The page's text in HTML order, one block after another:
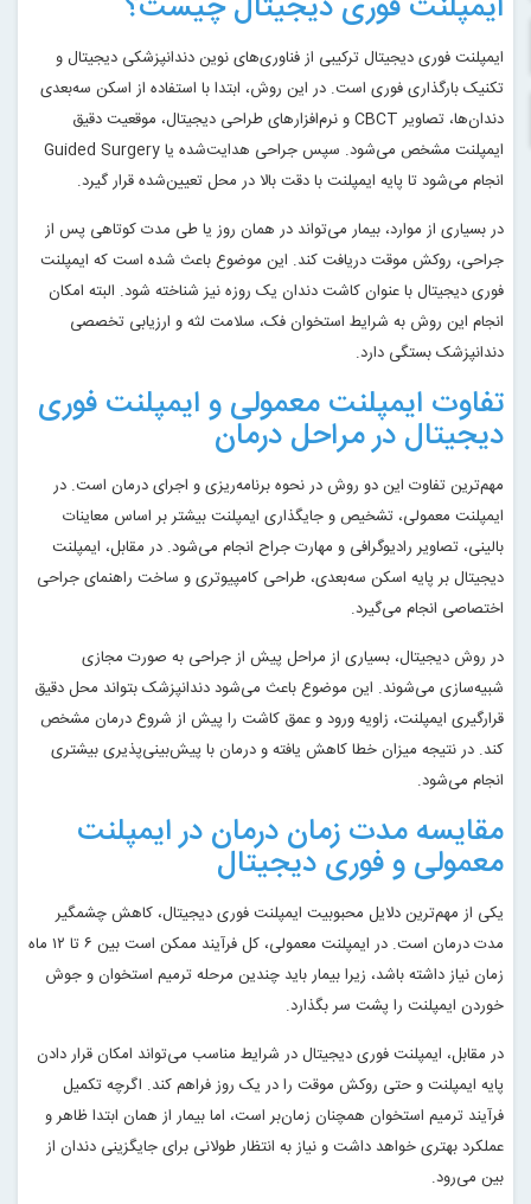
ایمپلنت فوری دیجیتال ترکیبی از فناوری‌های نوین دندانپزشکی دیجیتال و
تکنیک بارگذاری فوری است. در این روش، ابتدا با استفاده از اسکن سه‌بعدی
دندان‌ها، تصاویر CBCT و نرم‌افزارهای طراحی دیجیتال، موقعیت دقیق
ایمپلنت مشخص می‌شود. سپس جراحی هدایت‌شده یا Guided Surgery
انجام می‌شود تا پایه ایمپلنت با دقت بالا در محل تعیین‌شده قرار گیرد.
در بسیاری از موارد، بیمار می‌تواند در همان روز یا طی مدت کوتاهی پس از
جراحی، روکش موقت دریافت کند. این موضوع باعث شده است که ایمپلنت
فوری دیجیتال با عنوان کاشت دندان یک روزه نیز شناخته شود. البته امکان
انجام این روش به شرایط استخوان فک، سلامت لثه و ارزیابی تخصصی
دندانپزشک بستگی دارد.
تفاوت ایمپلنت معمولی و ایمپلنت فوری
دیجیتال در مراحل درمان
مهم‌ترین تفاوت این دو روش در نحوه برنامه‌ریزی و اجرای درمان است. در
ایمپلنت معمولی، تشخیص و جایگذاری ایمپلنت بیشتر بر اساس معاینات
بالینی، تصاویر رادیوگرافی و مهارت جراح انجام می‌شود. در مقابل، ایمپلنت
دیجیتال بر پایه اسکن سه‌بعدی، طراحی کامپیوتری و ساخت راهنمای جراحی
اختصاصی انجام می‌گیرد.
در روش دیجیتال، بسیاری از مراحل پیش از جراحی به صورت مجازی
شبیه‌سازی می‌شوند. این موضوع باعث می‌شود دندانپزشک بتواند محل دقیق
قرارگیری ایمپلنت، زاویه ورود و عمق کاشت را پیش از شروع درمان مشخص
کند. در نتیجه میزان خطا کاهش یافته و درمان با پیش‌بینی‌پذیری بیشتری
انجام می‌شود.
مقایسه مدت زمان درمان در ایمپلنت
معمولی و فوری دیجیتال
یکی از مهم‌ترین دلایل محبوبیت ایمپلنت فوری دیجیتال، کاهش چشمگیر
مدت درمان است. در ایمپلنت معمولی، کل فرآیند ممکن است بین ۶ تا ۱۲ ماه
زمان نیاز داشته باشد، زیرا بیمار باید چندین مرحله ترمیم استخوان و جوش
خوردن ایمپلنت را پشت سر بگذارد.
در مقابل، ایمپلنت فوری دیجیتال در شرایط مناسب می‌تواند امکان قرار دادن
پایه ایمپلنت و حتی روکش موقت را در یک روز فراهم کند. اگرچه تکمیل
فرآیند ترمیم استخوان همچنان زمان‌بر است، اما بیمار از همان ابتدا ظاهر و
عملکرد بهتری خواهد داشت و نیاز به انتظار طولانی برای جایگزینی دندان از
بین می‌رود.